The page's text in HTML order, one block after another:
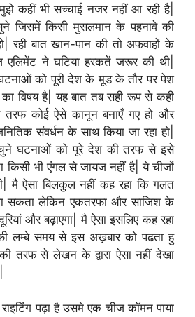
कहीं भी सच्चाई नजर नहीं आ रही है|
जिसमें किसी मुसलमान के पहनावे की
रही बात खान-पान की तो अफवाहों के
एलिमेंट ने घटिया हरकतें जरूर की थी|
को पूरी देश के मूड के तौर पर पेश
विषय है| यह बात तब सही रूप से कही
तरफ कोई ऐसे कानून बनाएँ गए हो और
संवर्धन के साथ किया जा रहा हो|
घटनाओं को पूरे देश की तरफ से इसे
किसी भी एंगल से जायज नहीं है| ये चीजों
मै ऐसा बिलकुल नहीं कह रहा कि गलत
सकता लेकिन एकतरफा और साजिश के
और बढ़ाएगा| मै ऐसा इसलिए कह रहा
लम्बे समय से इस अख़बार को पढता हु
तरफ से लेखन के द्वारा ऐसा नहीं देखा
पढ़ा है उसमे एक चीज कॉमन पाया